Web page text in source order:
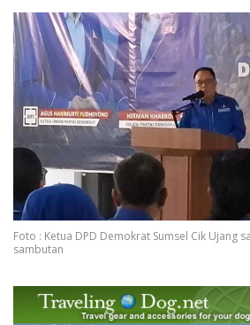
Foto : Ketua DPD Demokrat Sumsel Cik Ujang
sambutan